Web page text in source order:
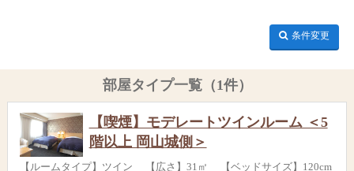
条件変更
部屋タイプ一覧（1件）
【喫煙】モデレートツインルーム ＜5
階以上 岡山城側＞
【ルームタイプ】ツイン 【広さ】31㎡ 【ベッドサイズ】120cm